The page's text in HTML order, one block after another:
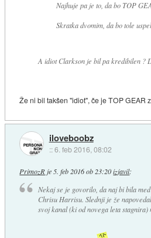
Najhuje pa je to, da bo TOP
Skratka dvomim, da bo tole
A idiot Clarkson je bil pa kredibilen ?
Že ni bil takšen "idiot", če je TOP GEAR
iloveboobz
::6. feb 2016, 08:02
PrimozRje5. feb 2016 ob 23:20 izjavil:
Nekaj se je govorilo, da naj bi bila
Chrisu Harrisu. Slednji je že
svoj kanal (ki od novega leta stagnira)